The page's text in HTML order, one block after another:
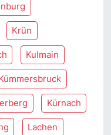
Krün
Kulmain
Kürnach
Lachen